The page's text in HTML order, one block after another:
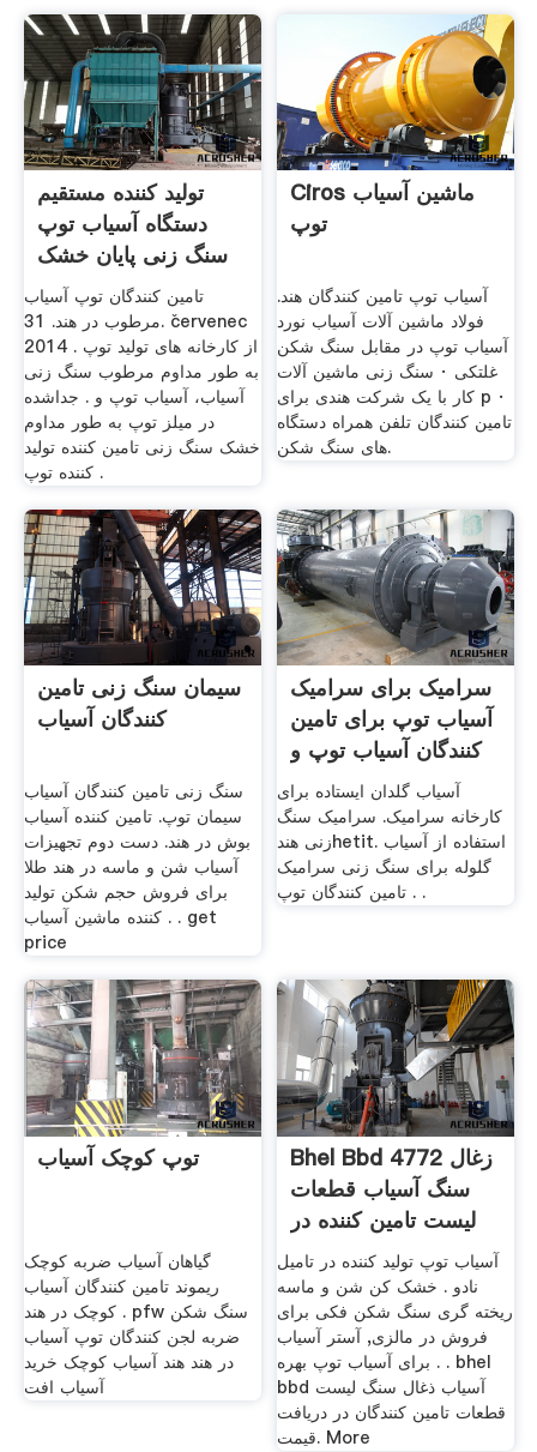
تولید کننده مستقیم
دستگاه آسیاب توپ
سنگ زنی پایان خشک
تامین کنندگان توپ آسیاب
مرطوب در هند. 31. červenec
2014 . از کارخانه های تولید توپ
به طور مداوم مرطوب سنگ زنی
آسیاب، آسیاب توپ و . جداشده
در میلز توپ به طور مداوم
خشک سنگ زنی تامین کننده تولید
کننده توپ .
Ciros ماشین آسیاب
توپ
آسیاب توپ تامین کنندگان هند.
فولاد ماشین آلات آسیاب نورد
آسیاب توپ در مقابل سنگ شکن
غلتکی · سنگ زنی ماشین آلات
کار با یک شرکت هندی برای p ·
تامین کنندگان تلفن همراه دستگاه
های سنگ شکن.
سیمان سنگ زنی تامین
کنندگان آسیاب
سنگ زنی تامین کنندگان آسیاب
سیمان توپ. تامین کننده آسیاب
بوش در هند. دست دوم تجهیزات
آسیاب شن و ماسه در هند طلا
برای فروش حجم شکن تولید
کننده ماشین آسیاب . . get
price
سرامیک برای سرامیک
آسیاب توپ برای تامین
کنندگان آسیاب توپ و
آسیاب گلدان ایستاده برای
کارخانه سرامیک. سرامیک سنگ
زنی هندhetit. استفاده از آسیاب
گلوله برای سنگ زنی سرامیک
تامین کنندگان توپ . .
توپ کوچک آسیاب
گیاهان آسیاب ضربه کوچک
ریموند تامین کنندگان آسیاب
کوچک در هند . pfw سنگ شکن
ضربه لجن کنندگان توپ آسیاب
در هند هند آسیاب کوچک خرید
آسیاب افت
Bhel Bbd 4772 زغال
سنگ آسیاب قطعات
لیست تامین کننده در
هند
آسیاب توپ تولید کننده در تامیل
نادو . خشک کن شن و ماسه
ریخته گری سنگ شکن فکی برای
فروش در مالزی, آستر آسیاب
برای آسیاب توپ بهره . . bhel
bbd آسیاب ذغال سنگ لیست
قطعات تامین کنندگان در دریافت
قیمت. More